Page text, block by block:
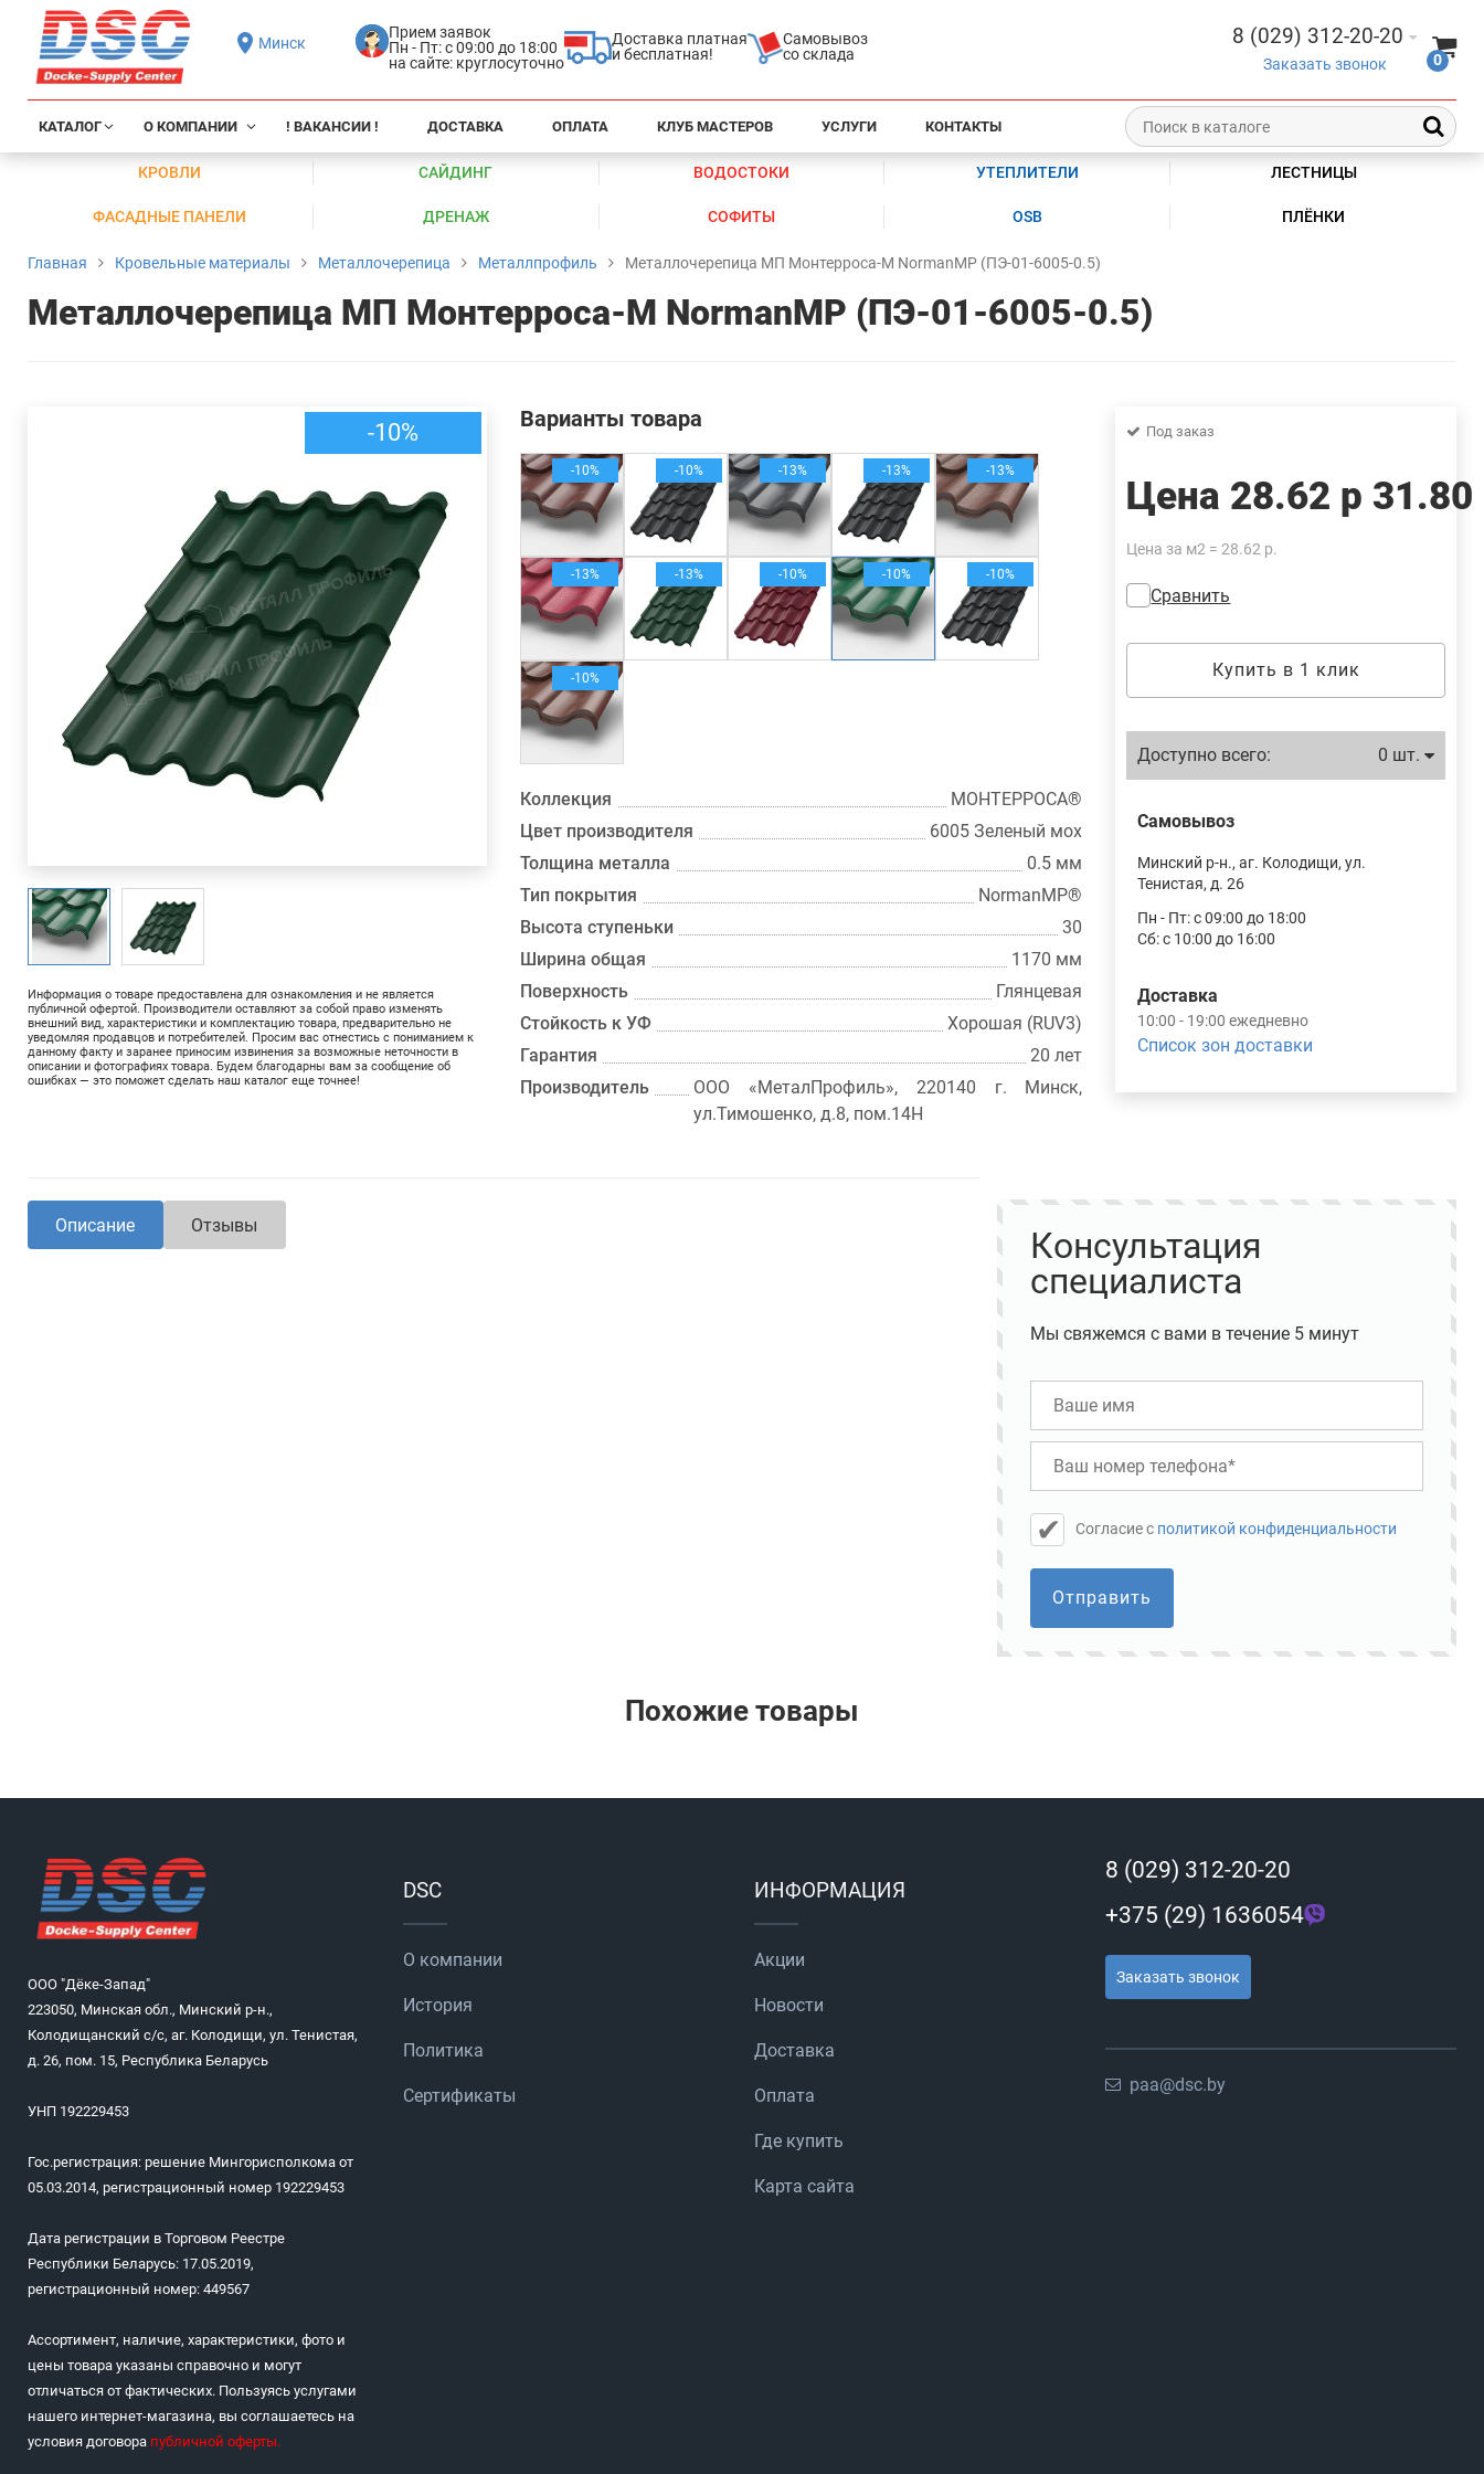
Минск
Прием заявок
Пн - Пт: с 09:00 до 18:00
на сайте: круглосуточно
Доставка платная
и бесплатная!
Самовывоз
со склада
8 (029) 312-20-20
Заказать звонок 0
КАТАЛОГ О КОМПАНИИ ! ВАКАНСИИ ! ДОСТАВКА ОПЛАТА КЛУБ МАСТЕРОВ УСЛУГИ КОНТАКТЫ
КРОВЛИ САЙДИНГ ВОДОСТОКИ УТЕПЛИТЕЛИ ЛЕСТНИЦЫ
ФАСАДНЫЕ ПАНЕЛИ ДРЕНАЖ СОФИТЫ OSB ПЛЁНКИ
Главная Кровельные материалы Металлочерепица Металлпрофиль Металлочерепица МП Монтерроса-M NormanMP (ПЭ-01-6005-0.5)
Металлочерепица МП Монтерроса-M NormanMP (ПЭ-01-6005-0.5)
-10%
Информация о товаре предоставлена для ознакомления и не является
публичной офертой. Производители оставляют за собой право изменять
внешний вид, характеристики и комплектацию товара, предварительно не
уведомляя продавцов и потребителей. Просим вас отнестись с пониманием к
данному факту и заранее приносим извинения за возможные неточности в
описании и фотографиях товара. Будем благодарны вам за сообщение об
ошибках — это поможет сделать наш каталог еще точнее!
Варианты товара
-10% -10% -13% -13% -13%
-13% -13% -10% -10% -10%
-10%
Коллекция
МОНТЕРРОСА®
Цвет производителя
6005 Зеленый мох
Толщина металла
0.5 мм
Тип покрытия
NormanMP®
Высота ступеньки
30
Ширина общая
1170 мм
Поверхность
Глянцевая
Стойкость к УФ
Хорошая (RUV3)
Гарантия
20 лет
Производитель
ООО «МеталПрофиль», 220140 г. Минск,
ул.Тимошенко, д.8, пом.14Н
Под заказ
Цена 28.62 р31.80
Цена за м2 = 28.62 р.
Сравнить
Купить в 1 клик
Доступно всего: 0 шт.
Самовывоз
Минский р-н., аг. Колодищи, ул.
Тенистая, д. 26
Пн - Пт: с 09:00 до 18:00
Сб: с 10:00 до 16:00
Доставка
10:00 - 19:00 ежедневно
Список зон доставки
Описание Отзывы
Консультация
специалиста
Мы свяжемся с вами в течение 5 минут
Cогласие с политикой конфиденциальности
Отправить
Похожие товары
ООО "Дёке-Запад"
223050, Минская обл., Минский р-н.,
Колодищанский с/с, аг. Колодищи, ул. Тенистая,
д. 26, пом. 15, Республика Беларусь
УНП 192229453
Гос.регистрация: решение Мингорисполкома от
05.03.2014, регистрационный номер 192229453
Дата регистрации в Торговом Реестре
Республики Беларусь: 17.05.2019,
регистрационный номер: 449567
Ассортимент, наличие, характеристики, фото и
цены товара указаны справочно и могут
отличаться от фактических. Пользуясь услугами
нашего интернет-магазина, вы соглашаетесь на
условия договора публичной оферты.
DSC
О компании
История
Политика
Сертификаты
ИНФОРМАЦИЯ
Акции
Новости
Доставка
Оплата
Где купить
Карта сайта
8 (029) 312-20-20
+375 (29) 1636054
Заказать звонок
paa@dsc.by